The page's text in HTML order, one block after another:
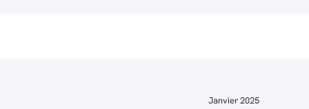
Janvier 2025